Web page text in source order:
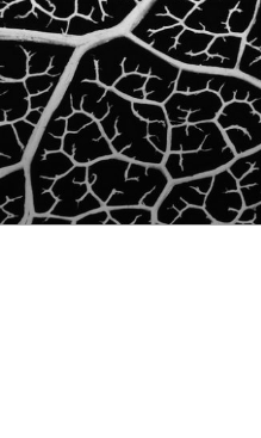
Zum
Inhalt
springen